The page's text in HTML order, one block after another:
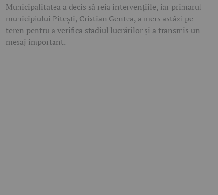
Municipalitatea a decis să reia intervențiile, iar primarul
municipiului Pitești, Cristian Gentea, a mers astăzi pe
teren pentru a verifica stadiul lucrărilor și a transmis un
mesaj important.